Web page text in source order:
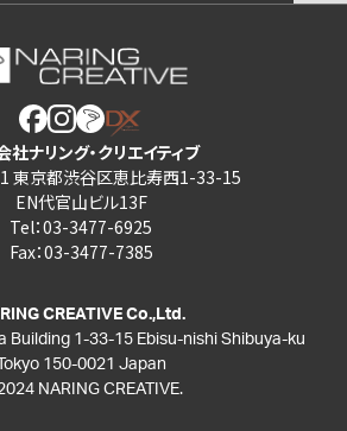
社ナリング・クリエイティブ
東京都渋谷区恵比寿西1-33-15
EN代官山ビル13F
Tel：03-3477-6925
Fax：03-3477-7385
CREATIVE Co.,Ltd.
Building 1-33-15 Ebisu-nishi Shibuya-ku
150-0021 Japan
NARING CREATIVE.